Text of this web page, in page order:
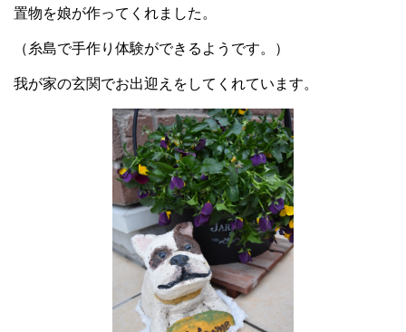
置物を娘が作ってくれました。
（糸島で手作り体験ができるようです。）
我が家の玄関でお出迎えをしてくれています。